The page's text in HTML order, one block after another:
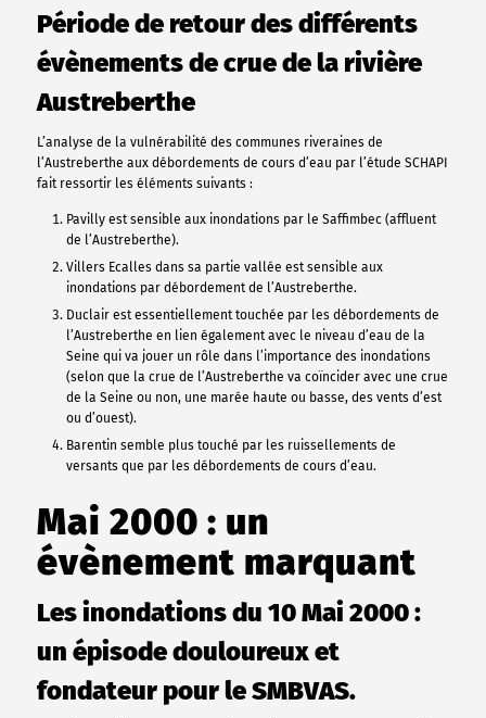
Période de retour des différents
évènements de crue de la rivière
Austreberthe
L’analyse de la vulnérabilité des communes riveraines de
l’Austreberthe aux débordements de cours d’eau par l’étude SCHAPI
fait ressortir les éléments suivants :
Pavilly est sensible aux inondations par le Saffimbec (affluent
de l’Austreberthe).
Villers Ecalles dans sa partie vallée est sensible aux
inondations par débordement de l’Austreberthe.
Duclair est essentiellement touchée par les débordements de
l’Austreberthe en lien également avec le niveau d’eau de la
Seine qui va jouer un rôle dans l’importance des inondations
(selon que la crue de l’Austreberthe va coïncider avec une crue
de la Seine ou non, une marée haute ou basse, des vents d’est
ou d’ouest).
Barentin semble plus touché par les ruissellements de
versants que par les débordements de cours d’eau.
Mai 2000 : un
évènement marquant
Les inondations du 10 Mai 2000 :
un épisode douloureux et
fondateur pour le SMBVAS.